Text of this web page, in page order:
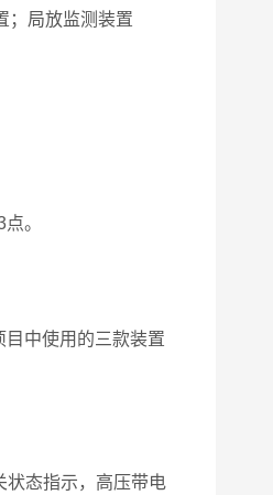
；局放监测装置
。
中使用的三款装置
态指示，高压带电